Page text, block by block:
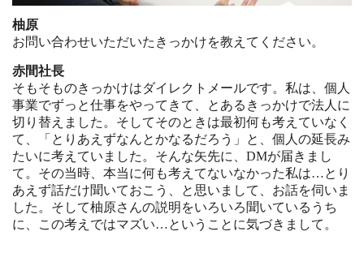
柚原
お問い合わせいただいたきっかけを教えてください。
赤間社長
そもそものきっかけはダイレクトメールです。私は、個人
事業でずっと仕事をやってきて、とあるきっかけで法人に
切り替えました。そしてそのときは最初何も考えていなく
て、「とりあえずなんとかなるだろう」と、個人の延長み
たいに考えていました。そんな矢先に、DMが届きまし
て。その当時、本当に何も考えてないなかった私は…とり
あえず話だけ聞いておこう、と思いまして、お話を伺いま
した。そして柚原さんの説明をいろいろ聞いているうち
に、この考えではマズい…ということに気づきまして。